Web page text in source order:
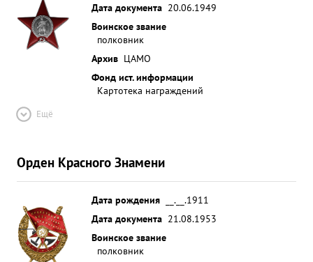
Дата документа 20.06.1949
Воинское звание
полковник
Архив ЦАМО
Фонд ист. информации
Картотека награждений
Ещё
Орден Красного Знамени
Дата рождения
__.__.1911
Дата документа 21.08.1953
Воинское звание
полковник